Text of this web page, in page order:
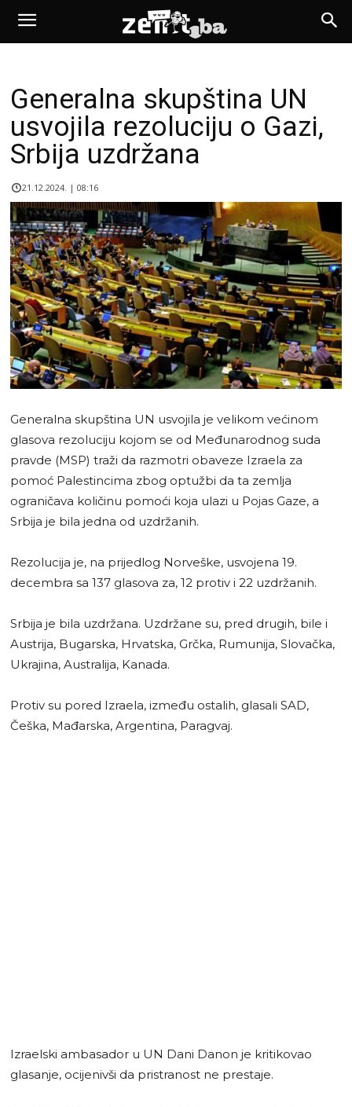
Generalna skupština UN
usvojila rezoluciju o Gazi,
Srbija uzdržana
21.12.2024. | 08:16
Generalna skupština UN usvojila je velikom većinom
glasova rezoluciju kojom se od Međunarodnog suda
pravde (MSP) traži da razmotri obaveze Izraela za
pomoć Palestincima zbog optužbi da ta zemlja
ograničava količinu pomoći koja ulazi u Pojas Gaze, a
Srbija je bila jedna od uzdržanih.
Rezolucija je, na prijedlog Norveške, usvojena 19.
decembra sa 137 glasova za, 12 protiv i 22 uzdržanih.
Srbija je bila uzdržana. Uzdržane su, pred drugih, bile i
Austrija, Bugarska, Hrvatska, Grčka, Rumunija, Slovačka,
Ukrajina, Australija, Kanada.
Protiv su pored Izraela, između ostalih, glasali SAD,
Češka, Mađarska, Argentina, Paragvaj.
Izraelski ambasador u UN Dani Danon je kritikovao
glasanje, ocijenivši da pristranost ne prestaje.